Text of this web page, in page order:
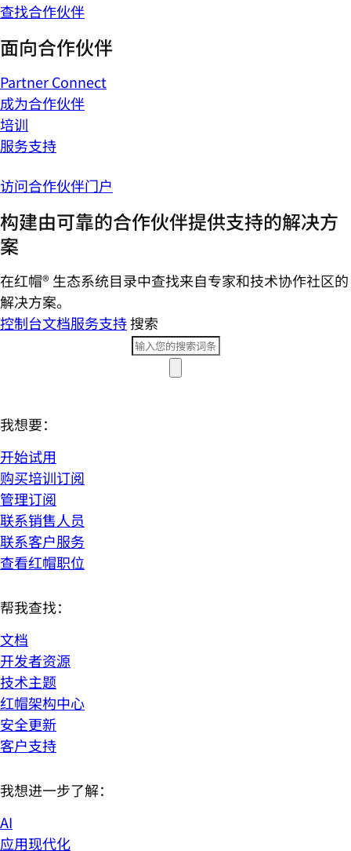
查找合作伙伴
面向合作伙伴
Partner Connect
成为合作伙伴
培训
服务支持
访问合作伙伴门户
构建由可靠的合作伙伴提供支持的解决方
案
在红帽® 生态系统目录中查找来自专家和技术协作社区的
解决方案。
控制台文档服务支持搜索
我想要：
开始试用
购买培训订阅
管理订阅
联系销售人员
联系客户服务
查看红帽职位
帮我查找：
文档
开发者资源
技术主题
红帽架构中心
安全更新
客户支持
我想进一步了解：
AI
应用现代化